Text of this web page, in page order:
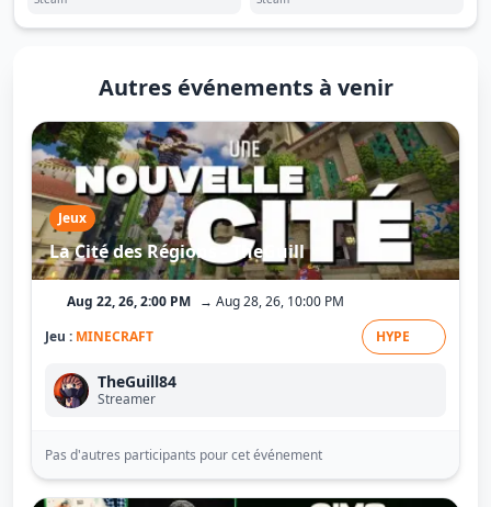
Autres événements à venir
Jeux
La Cité des Régions - TheGuill
Aug 22, 26, 2:00 PM → Aug 28, 26, 10:00 PM
Jeu : MINECRAFT HYPE
TheGuill84
Streamer
Pas d'autres participants pour cet événement